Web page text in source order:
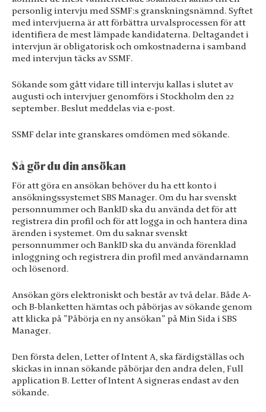
personlig intervju med SSMF:s granskningsnämnd. Syftet
med intervjuerna är att förbättra urvalsprocessen för att
identifiera de mest lämpade kandidaterna. Deltagandet i
intervjun är obligatorisk och omkostnaderna i samband
med intervjun täcks av SSMF.
Sökande som gått vidare till intervju kallas i slutet av
augusti och intervjuer genomförs i Stockholm den 22
september. Beslut meddelas via e-post.
SSMF delar inte granskares omdömen med sökande.
Så gör du din ansökan
För att göra en ansökan behöver du ha ett konto i
ansökningssystemet SBS Manager. Om du har svenskt
personnummer och BankID ska du använda det för att
registrera din profil och för att logga in och hantera dina
ärenden i systemet. Om du saknar svenskt
personnummer och BankID ska du använda förenklad
inloggning och registrera din profil med användarnamn
och lösenord.
Ansökan görs elektroniskt och består av två delar. Både A-
och B-blanketten hämtas och påbörjas av sökande genom
att klicka på ”Påbörja en ny ansökan” på Min Sida i SBS
Manager.
Den första delen, Letter of Intent A, ska färdigställas och
skickas in innan sökande påbörjar den andra delen, Full
application B. Letter of Intent A signeras endast av den
sökande.